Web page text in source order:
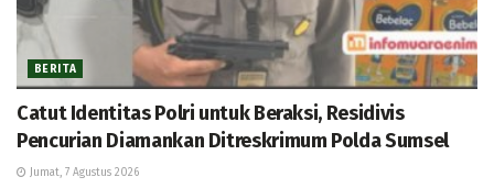
BERITA
Catut Identitas Polri untuk Beraksi, Residivis
Pencurian Diamankan Ditreskrimum Polda Sumsel
Jumat, 7 Agustus 2026